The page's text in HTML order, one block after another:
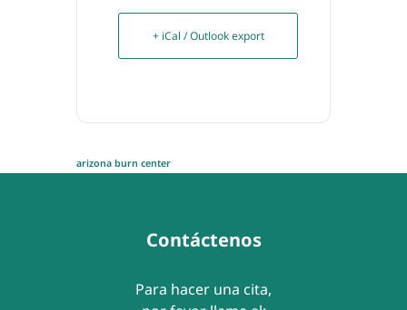
+ iCal / Outlook export
arizona burn center
Contáctenos
Para hacer una cita,